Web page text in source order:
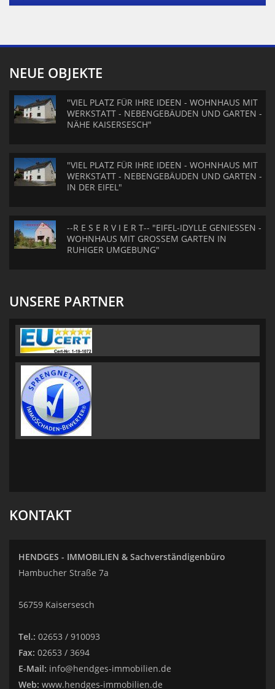
NEUE OBJEKTE
"VIEL PLATZ FÜR IHRE IDEEN - WOHNHAUS MIT
WERKSTATT - NEBENGEBÄUDEN UND GARTEN -
NÄHE KAISERSESCH"
"VIEL PLATZ FÜR IHRE IDEEN - WOHNHAUS MIT
WERKSTATT - NEBENGEBÄUDEN UND GARTEN -
IN DER EIFEL"
--R E S E R V I E R T-- "EIFEL-IDYLLE GENIESSEN -
WOHNHAUS MIT GROSSEM GARTEN IN
RUHIGER UMGEBUNG"
UNSERE PARTNER
KONTAKT
HENDGES - IMMOBILIEN & Sachverständigenbüro
Hambucher Straße 7a
56759 Kaisersesch
Tel.: 02653 / 910093
Fax: 02653 / 3694
E-Mail: info@hendges-immobilien.de
Web: www.hendges-immobilien.de